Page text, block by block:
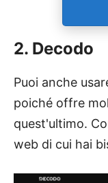
2. Decodo
Puoi anche
poiché offre
quest'ultimo.
web di cui hai